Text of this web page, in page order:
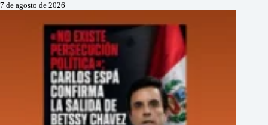
7 de agosto de 2026